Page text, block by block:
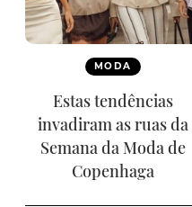
MODA
Estas tendências
invadiram as ruas da
Semana da Moda de
Copenhaga